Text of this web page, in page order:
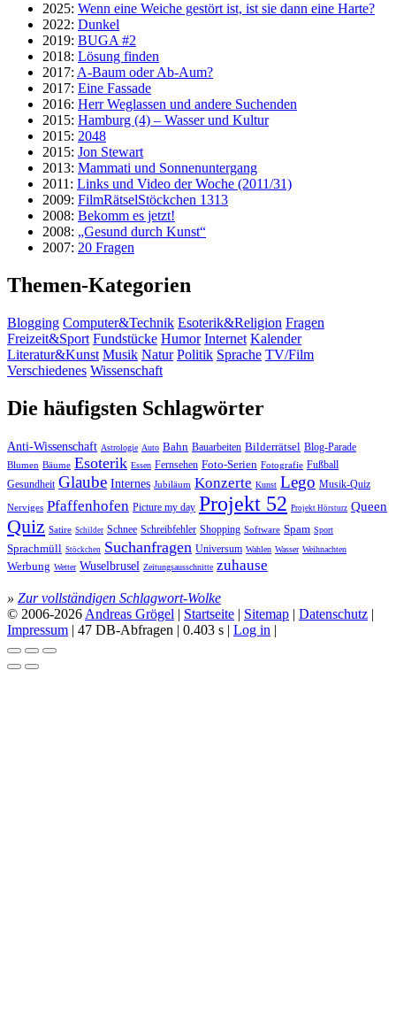
2025: Wenn eine Weiche gestört ist, ist sie dann eine Harte?
2022: Dunkel
2019: BUGA #2
2018: Lösung finden
2017: A-Baum oder Ab-Aum?
2017: Eine Fassade
2016: Herr Weglassen und andere Suchenden
2015: Hamburg (4) – Wasser und Kultur
2015: 2048
2015: Jon Stewart
2013: Mammati und Sonnenuntergang
2011: Links und Video der Woche (2011/31)
2009: FilmRätselStöckchen 1313
2008: Bekomm es jetzt!
2008: „Gesund durch Kunst“
2007: 20 Fragen
Themen-Kategorien
Blogging Computer&Technik Esoterik&Religion Fragen
Freizeit&Sport Fundstücke Humor Internet Kalender
Literatur&Kunst Musik Natur Politik Sprache TV/Film
Verschiedenes Wissenschaft
Die häufigsten Schlagwörter
Anti-Wissenschaft Astrologie Auto Bahn Bauarbeiten Bilderrätsel Blog-Parade
Blumen Bäume Esoterik Essen Fernsehen Foto-Serien Fotografie Fußball
Gesundheit Glaube Internes Jubiläum Konzerte Kunst Lego Musik-Quiz
Nerviges Pfaffenhofen Picture my day Projekt 52 Projekt Hörsturz Queen
Quiz Satire Schilder Schnee Schreibfehler Shopping Software Spam Sport
Sprachmüll Stöckchen Suchanfragen Universum Wahlen Wasser Weihnachten
Werbung Wetter Wuselbrusel Zeitungsausschnitte zuhause
» Zur vollständigen Schlagwort-Wolke
© 2006-2026 Andreas Grögel | Startseite | Sitemap | Datenschutz |
Impressum | 47 DB-Abfragen | 0.403 s | Log in |